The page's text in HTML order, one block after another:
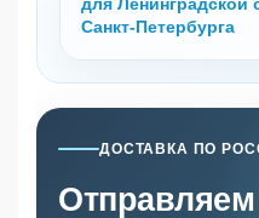
Санкт-Петербурга
ДОСТАВКА ПО
Отправляем